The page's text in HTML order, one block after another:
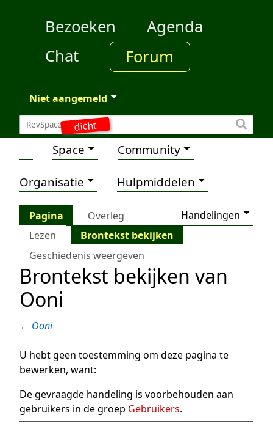
dicht
Bezoeken
Agenda
Chat
Forum
Niet aangemeld
Space Community
Organisatie Hulpmiddelen
Pagina Overleg
Handelingen
Lezen
Brontekst bekijken
Geschiedenis weergeven
Brontekst bekijken van
Ooni
← Ooni
U hebt geen toestemming om deze pagina te
bewerken, want:
De gevraagde handeling is voorbehouden aan
gebruikers in de groep Gebruikers.